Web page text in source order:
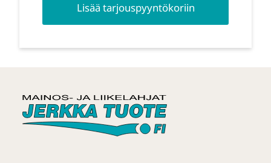
Lisää tarjouspyyntökoriin